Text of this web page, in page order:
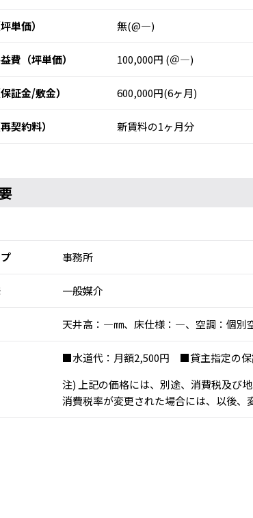
坪単価） 無(@―)
費 （坪単価） 100,000円 (＠―)
保証金/敷金） 600,000円(6ヶ月)
再契約料） 新賃料の1ヶ月分
事務所
一般媒介
天井高：―㎜、床仕様：―、空調：個
■水道代：月額2,500円 ■貸主指定の保
注) 上記の価格には、別途、消費税及び
消費税率が変更された場合には、以後、